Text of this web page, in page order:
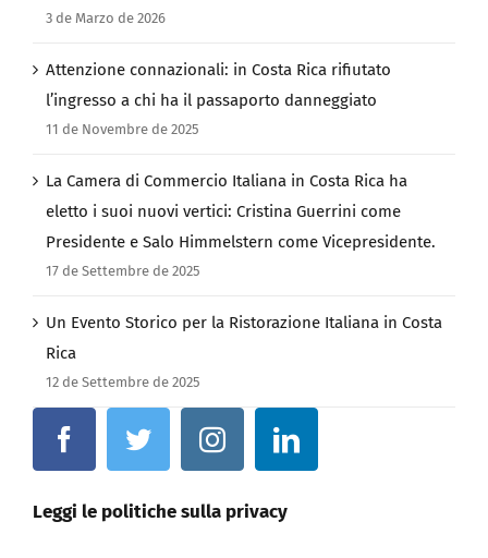
3 de Marzo de 2026
Attenzione connazionali: in Costa Rica rifiutato
l’ingresso a chi ha il passaporto danneggiato
11 de Novembre de 2025
La Camera di Commercio Italiana in Costa Rica ha
eletto i suoi nuovi vertici: Cristina Guerrini come
Presidente e Salo Himmelstern come Vicepresidente.
17 de Settembre de 2025
Un Evento Storico per la Ristorazione Italiana in Costa
Rica
12 de Settembre de 2025
Leggi le politiche sulla privacy